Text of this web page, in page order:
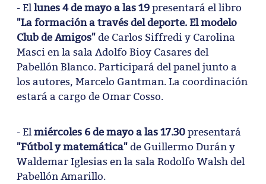
- Ellunes 4 de mayo a las 19presentará el libro
"La formación a través del deporte. El modelo
Club de Amigos"de Carlos Siffredi y Carolina
Masci en la sala Adolfo Bioy Casares del
Pabellón Blanco. Participará del panel junto a
los autores, Marcelo Gantman. La coordinación
estará a cargo de Omar Cosso.
- Elmiércoles 6 de mayo a las 17.30presentará
"Fútbol y matemática"de Guillermo Durán y
Waldemar Iglesias en la sala Rodolfo Walsh del
Pabellón Amarillo.